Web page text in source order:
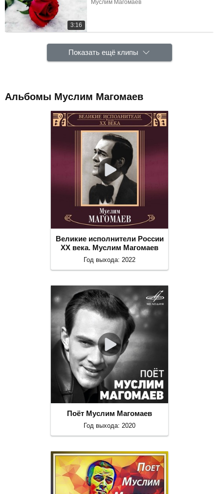
3:16
Муслим Магомаев
Показать ещё клипы
Альбомы Муслим Магомаев
Великие исполнители России
ХХ века. Муслим Магомаев
Год выхода: 2022
Поёт Муслим Магомаев
Год выхода: 2020